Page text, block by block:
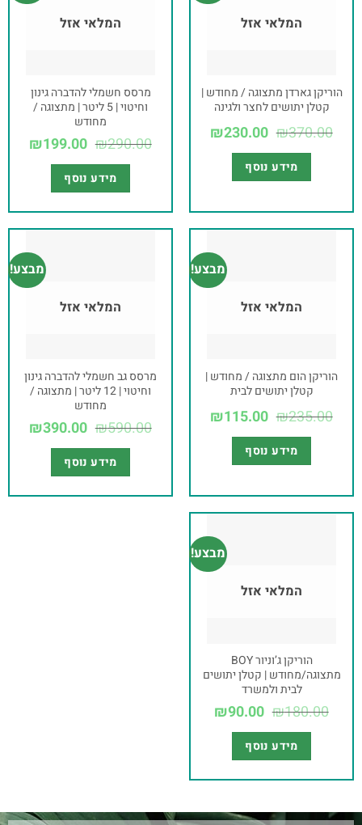
המלאי אזל
הוריקן גארדן מתצוגה / מחודש |
קטלן יתושים לחצר ולגינה
₪370.00
₪230.00
מידע נוסף
המלאי אזל
מרסס חשמלי להדברה גינון
וחיטוי | 5 ליטר | מתצוגה /
מחודש
₪290.00
₪199.00
מידע נוסף
מבצע!
המלאי אזל
הוריקן הום מתצוגה / מחודש |
קטלן יתושים לבית
₪235.00
₪115.00
מידע נוסף
מבצע!
המלאי אזל
מרסס גב חשמלי להדברה גינון
וחיטוי | 12 ליטר | מתצוגה /
מחודש
₪590.00
₪390.00
מידע נוסף
מבצע!
המלאי אזל
הוריקן ג’וניור BOY
מתצוגה/מחודש | קטלן יתושים
לבית ולמשרד
₪180.00
₪90.00
מידע נוסף